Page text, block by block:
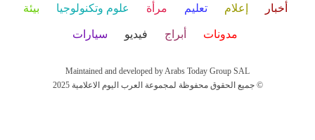
أخبار إعلام تعليم مرأة علوم وتكنولوجيا بيئة
مدونات أبراج فيديو سيارات
Maintained and developed by Arabs Today Group SAL
جميع الحقوق محفوظة لمجموعة العرب اليوم الاعلامية 2025 ©